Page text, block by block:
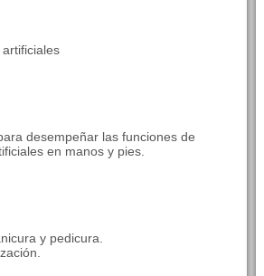
desempeñar las funciones de
en manos y pies.
y pedicura.